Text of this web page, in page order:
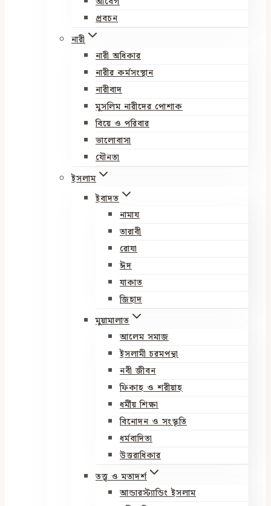
প্রবচন
নারী
নারী অধিকার
নারীর কর্মসংস্থান
নারীবাদ
মুসলিম নারীদের পোশাক
বিয়ে ও পরিবার
ভালোবাসা
যৌনতা
ইসলাম
ইবাদত
নামায
তারাবী
রোযা
ঈদ
যাকাত
জিহাদ
মুয়ামালাত
আলেম সমাজ
ইসলামী চরমপন্থা
নবী জীবন
ফিকাহ ও শরীয়াহ
ধর্মীয় শিক্ষা
বিনোদন ও সংস্কৃতি
ধর্মবাদিতা
উত্তরাধিকার
তত্ত্ব ও মতাদর্শ
আন্ডারস্ট্যান্ডিং ইসলাম